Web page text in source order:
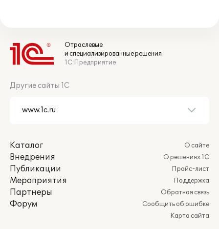
Отраслевые
и специализированные решения
1С:Предприятие
Другие сайты 1С
Каталог
Внедрения
Публикации
Мероприятия
Партнеры
Форум
О сайте
О решениях 1С
Прайс-лист
Поддержка
Обратная связь
Сообщить об ошибке
Карта сайта